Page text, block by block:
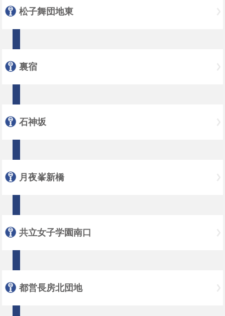
松子舞団地東
裏宿
石神坂
月夜峯新橋
共立女子学園南口
都営長房北団地